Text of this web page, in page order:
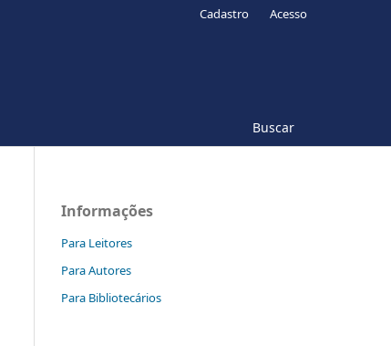
Buscar
Cadastro Acesso
Informações
Para Leitores
Para Autores
Para Bibliotecários